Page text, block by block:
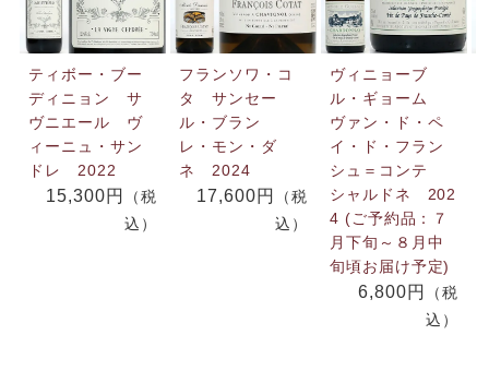
ティボー・ブー
ディニョン サ
ヴニエール ヴ
ィーニュ・サン
ドレ 2022
15,300円
（税
込）
フランソワ・コ
タ サンセー
ル・ブラン
レ・モン・ダ
ネ 2024
17,600円
（税
込）
ヴィニョーブ
ル・ギョーム
ヴァン・ド・ペ
イ・ド・フラン
シュ＝コンテ
シャルドネ 202
4 (ご予約品：７
月下旬～８月中
旬頃お届け予定)
6,800円
（税
込）